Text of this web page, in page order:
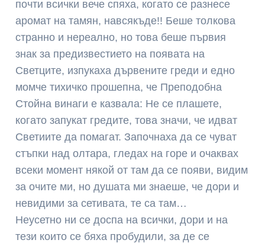
почти всички вече спяха, когато се разнесе
аромат на тамян, навсякъде!! Беше толкова
странно и нереално, но това беше първия
знак за предизвестието на появата на
Светците, изпукаха дървените греди и едно
момче тихичко прошепна, че Преподобна
Стойна винаги е казвала: Не се плашете,
когато запукат гредите, това значи, че идват
Светиите да помагат. Започнаха да се чуват
стъпки над олтара, гледах на горе и очаквах
всеки момент някой от там да се появи, видим
за очите ми, но душата ми знаеше, че дори и
невидими за сетивата, те са там…
Неусетно ни се доспа на всички, дори и на
тези които се бяха пробудили, за де се